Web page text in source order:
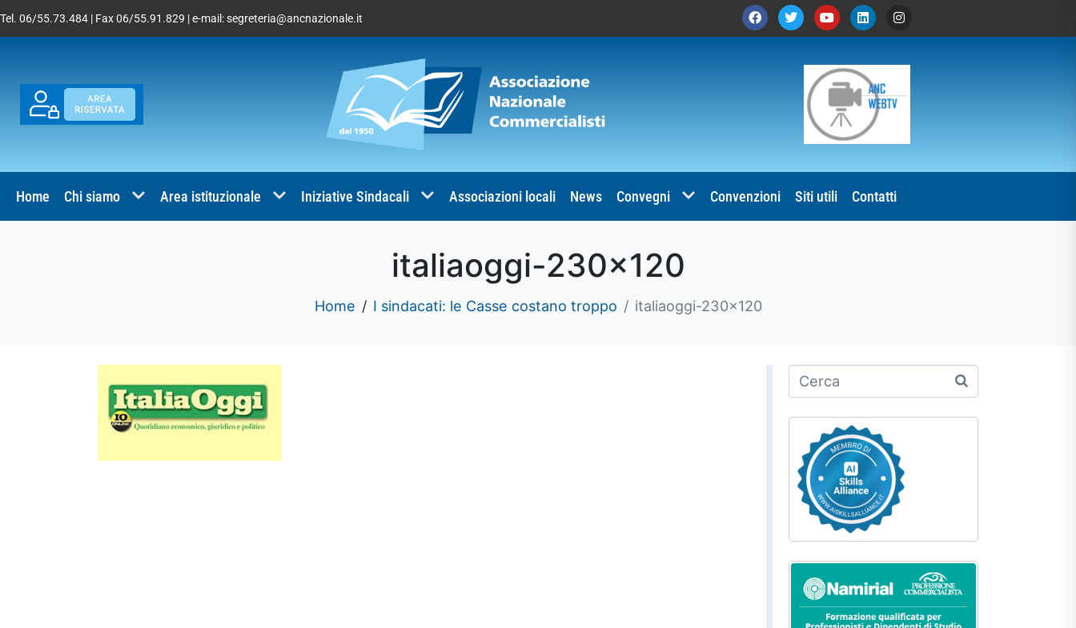
Tel. 06/55.73.484 | Fax 06/55.91.829 | e-mail:segreteria@ancnazionale.it
Home Chi siamo Area istituzionale Iniziative Sindacali Associazioni locali News Convegni Convenzioni Siti utili Contatti
italiaoggi-230×120
Home I sindacati: le Casse costano troppo italiaoggi-230x120